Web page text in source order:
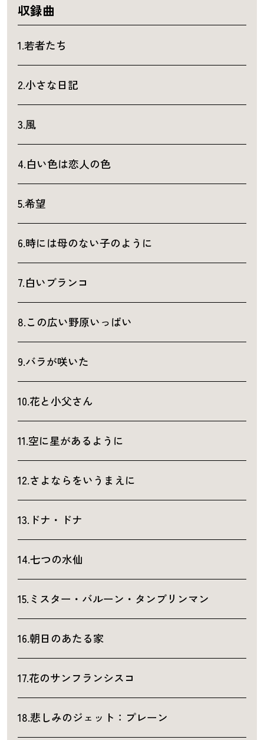
収録曲
1.若者たち
2.小さな日記
3.風
4.白い色は恋人の色
5.希望
6.時には母のない子のように
7.白いブランコ
8.この広い野原いっぱい
9.バラが咲いた
10.花と小父さん
11.空に星があるように
12.さよならをいうまえに
13.ドナ・ドナ
14.七つの水仙
15.ミスター・バルーン・タンブリンマン
16.朝日のあたる家
17.花のサンフランシスコ
18.悲しみのジェット：プレーン